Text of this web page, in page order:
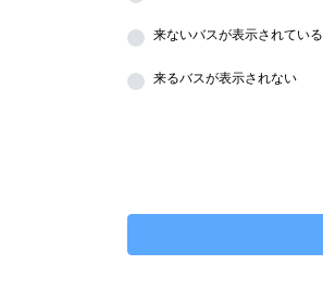
来ないバスが表示されている
来るバスが表示されない